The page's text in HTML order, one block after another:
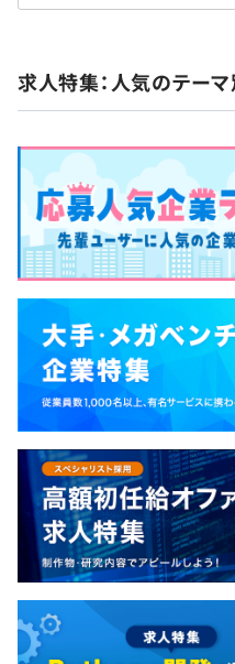
求人特集：人気のテー